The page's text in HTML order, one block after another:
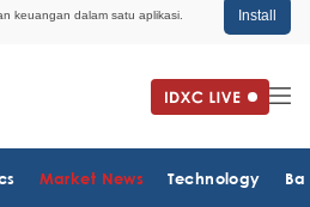
keuangan dalam satu aplikasi. Install
Market News Technology